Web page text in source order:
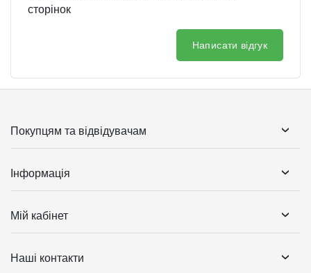
сторінок
Написати відгук
Покупцям та відвідувачам
Інформація
Мій кабінет
Наші контакти